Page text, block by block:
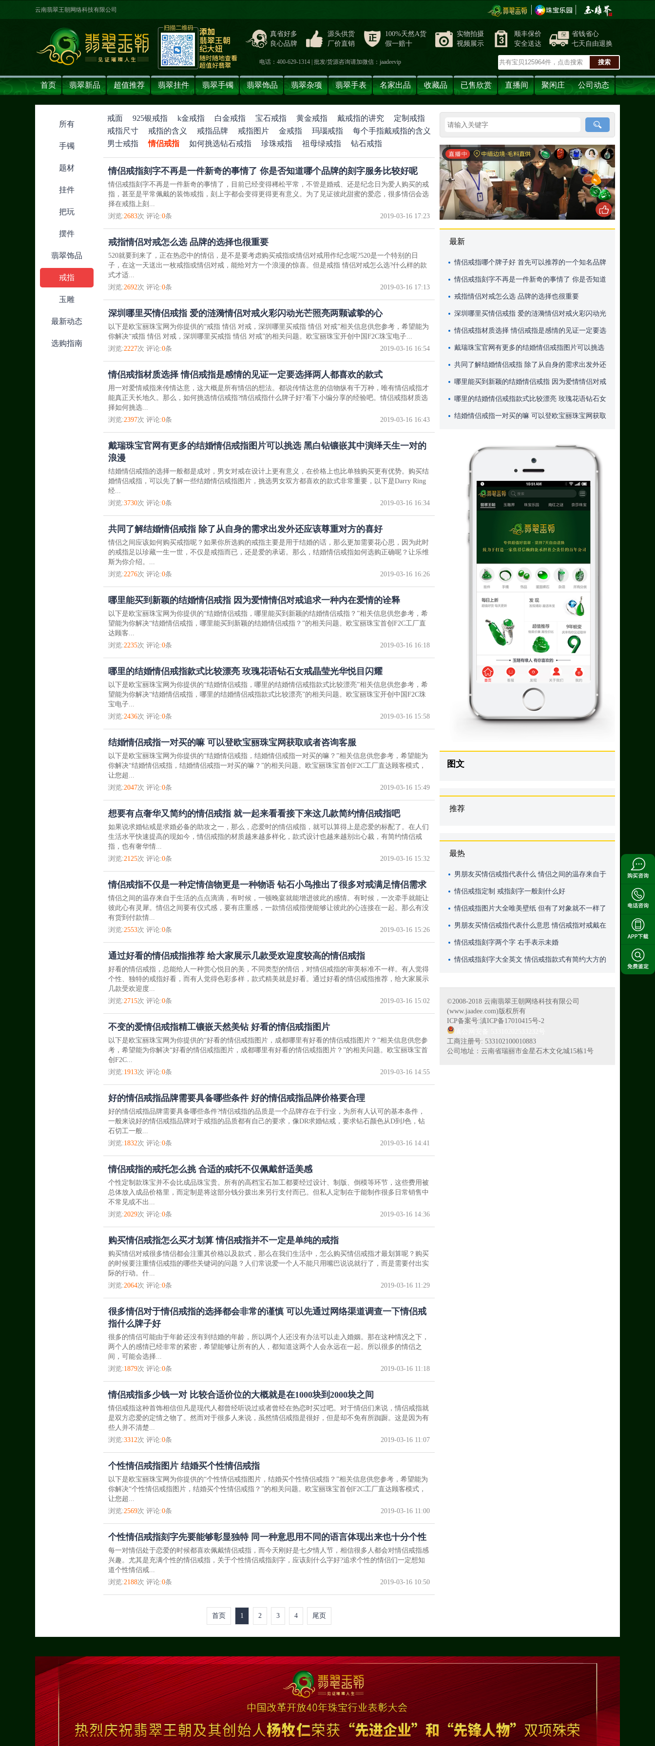
云南翡翠王朝网络科技有限公司
真省好多
良心品牌
源头供货
厂价直销
100%天然A货
假一赔十
实物拍摄
视频展示
顺丰保价
安全送达
省钱省心
七天自由退换
电话：400-629-1314 | 批发/货源咨询请加微信：jaadeevip
首页 翡翠新品 超值推荐 翡翠挂件 翡翠手镯 翡翠饰品 翡翠杂项 翡翠手表 名家出品 收藏品 已售欣赏 直播间 聚闲庄 公司动态
所有
手镯
题材
挂件
把玩
摆件
翡翠饰品
戒指
玉雕
最新动态
选购指南
戒面 925银戒指 k金戒指 白金戒指 宝石戒指 黄金戒指 戴戒指的讲究
定制戒指
戒指尺寸
戒指的含义 戒指品牌 戒指图片 金戒指 玛瑙戒指
每个手指戴戒指的含义
男士戒指
情侣戒指 如何挑选钻石戒指 珍珠戒指 祖母绿戒指 钻石戒指
情侣戒指刻字不再是一件新奇的事情了 你是否知道哪个品牌的刻字服务比较好呢
情侣戒指刻字不再是一件新奇的事情了，目前已经变得稀松平常，不管是婚戒、还是纪念日为爱人购买的戒
指，甚至是平常佩戴的装饰戒指，刻上字都会变得更得更有意义。为了见证彼此甜蜜的爱恋，很多情侣会选
择在戒指上刻...
浏览:2683次 评论:0条 2019-03-16 17:23
戒指情侣对戒怎么选 品牌的选择也很重要
520就要到来了，正在热恋中的情侣，是不是要考虑购买戒指或情侣对戒用作纪念呢?520是一个特别的日
子，在这一天送出一枚戒指或情侣对戒，能给对方一个浪漫的惊喜。但是戒指 情侣对戒怎么选?什么样的款
式才适...
浏览:2692次 评论:0条 2019-03-16 17:13
深圳哪里买情侣戒指 爱的涟漪情侣对戒火彩闪动光芒照亮两颗诚挚的心
以下是欧宝丽珠宝网为你提供的“戒指 情侣 对戒，深圳哪里买戒指 情侣 对戒”相关信息供您参考，希望能为
你解决“戒指 情侣 对戒，深圳哪里买戒指 情侣 对戒”的相关问题。欧宝丽珠宝开创中国F2C珠宝电子...
浏览:2227次 评论:0条 2019-03-16 16:54
情侣戒指材质选择 情侣戒指是感情的见证一定要选择两人都喜欢的款式
用一对爱情戒指来传情达意，这大概是所有情侣的想法。都说传情达意的信物纵有千万种，唯有情侣戒指才
能真正天长地久。那么，如何挑选情侣戒指?情侣戒指什么牌子好?看下小编分享的经验吧。情侣戒指材质选
择如何挑选...
浏览:2397次 评论:0条 2019-03-16 16:43
戴瑞珠宝官网有更多的结婚情侣戒指图片可以挑选 黑白钻镶嵌其中演绎天生一对的
浪漫
结婚情侣戒指的选择一般都是成对，男女对戒在设计上更有意义，在价格上也比单独购买更有优势。购买结
婚情侣戒指，可以先了解一些结婚情侣戒指图片，挑选男女双方都喜欢的款式非常重要，以下是Darry Ring
经...
浏览:3730次 评论:0条 2019-03-16 16:34
共同了解结婚情侣戒指 除了从自身的需求出发外还应该尊重对方的喜好
情侣之间应该如何购买戒指呢？如果你所选购的戒指主要是用于结婚的话，那么更加需要花心思，因为此时
的戒指足以珍藏一生一世，不仅是戒指而已，还是爱的承诺。那么，结婚情侣戒指如何选购正确呢？让乐维
斯为你介绍。...
浏览:2276次 评论:0条 2019-03-16 16:26
哪里能买到新颖的结婚情侣戒指 因为爱情情侣对戒追求一种内在爱情的诠释
以下是欧宝丽珠宝网为你提供的“结婚情侣戒指，哪里能买到新颖的结婚情侣戒指？”相关信息供您参考，希
望能为你解决“结婚情侣戒指，哪里能买到新颖的结婚情侣戒指？”的相关问题。欧宝丽珠宝首创F2C工厂直
达顾客...
浏览:2235次 评论:0条 2019-03-16 16:18
哪里的结婚情侣戒指款式比较漂亮 ​玫瑰花语钻石女戒晶莹光华悦目闪耀
以下是欧宝丽珠宝网为你提供的“结婚情侣戒指，哪里的结婚情侣戒指款式比较漂亮”相关信息供您参考，希
望能为你解决“结婚情侣戒指，哪里的结婚情侣戒指款式比较漂亮”的相关问题。欧宝丽珠宝开创中国F2C珠
宝电子...
浏览:2436次 评论:0条 2019-03-16 15:58
结婚情侣戒指一对买的嘛 可以登欧宝丽珠宝网获取或者咨询客服
以下是欧宝丽珠宝网为你提供的“结婚情侣戒指，结婚情侣戒指一对买的嘛？”相关信息供您参考，希望能为
你解决“结婚情侣戒指，结婚情侣戒指一对买的嘛？”的相关问题。欧宝丽珠宝首创F2C工厂直达顾客模式，
让您超...
浏览:2047次 评论:0条 2019-03-16 15:49
想要有点奢华又简约的情侣戒指 就一起来看看接下来这几款简约情侣戒指吧
如果说求婚钻戒是求婚必备的助攻之一，那么，恋爱时的情侣戒指，就可以算得上是恋爱的标配了。在人们
生活水平快速提高的现如今，情侣戒指的材质越来越多样化，款式设计也越来越别出心裁，有简约情侣戒
指，也有奢华情...
浏览:2125次 评论:0条 2019-03-16 15:32
情侣戒指不仅是一种定情信物更是一种物语 钻石小鸟推出了很多对戒满足情侣需求
情侣之间的温存来自于生活的点点滴滴，有时候，一顿晚宴就能增进彼此的感情。有时候，一次牵手就能让
彼此心有灵犀。情侣之间要有仪式感，要有庄重感，一款情侣戒指便能够让彼此的心连接在一起。那么有没
有货到付款情...
浏览:2553次 评论:0条 2019-03-16 15:26
通过好看的情侣戒指推荐 给大家展示几款受欢迎度较高的情侣戒指
好看的情侣戒指，总能给人一种赏心悦目的美，不同类型的情侣，对情侣戒指的审美标准不一样。有人觉得
个性、独特的戒指好看，而有人觉得色彩多样，款式精美就是好看。通过好看的情侣戒指推荐，给大家展示
几款受欢迎度...
浏览:2715次 评论:0条 2019-03-16 15:02
不变的爱情侣戒指精工镶嵌天然美钻 好看的情侣戒指图片
以下是欧宝丽珠宝网为你提供的“好看的情侣戒指图片，成都哪里有好看的情侣戒指图片？”相关信息供您参
考，希望能为你解决“好看的情侣戒指图片，成都哪里有好看的情侣戒指图片？”的相关问题。欧宝丽珠宝首
创F2C...
浏览:1913次 评论:0条 2019-03-16 14:55
好的情侣戒指品牌需要具备哪些条件 好的情侣戒指品牌价格要合理
好的情侣戒指品牌需要具备哪些条件?情侣戒指的品质是一个品牌存在于行业，为所有人认可的基本条件，
一般来说好的情侣戒指品牌对于戒指的品质都有自己的要求，像DR求婚钻戒，要求钻石颜色从D到J色，钻
石切工一般...
浏览:1832次 评论:0条 2019-03-16 14:41
情侣戒指的戒托怎么挑 ​合适的戒托不仅佩戴舒适美感
个性定制款珠宝并不会比成品珠宝贵。所有的高档宝石加工都要经过设计、制版、倒模等环节，这些费用被
总体放入成品价格里，而定制是将这部分钱分拨出来另行支付而已。但私人定制在于能制作很多日常销售中
不常见或不出...
浏览:2029次 评论:0条 2019-03-16 14:36
购买情侣戒指怎么买才划算 情侣戒指并不一定是单纯的戒指
购买情侣对戒很多情侣都会注重其价格以及款式，那么在我们生活中，怎么购买情侣戒指才最划算呢？购买
的时候要注重情侣戒指的哪些关键词的问题？人们常说爱一个人不能只用嘴巴说说就行了，而是需要付出实
际的行动。什...
浏览:2064次 评论:0条 2019-03-16 11:29
很多情侣对于情侣戒指的选择都会非常的谨慎 可以先通过网络渠道调查一下情侣戒
指什么牌子好
很多的情侣可能由于年龄还没有到结婚的年龄，所以两个人还没有办法可以走入婚姻。那在这种情况之下，
两个人的感情已经非常的紧密，希望能够让所有的人，都知道这两个人会永远在一起。所以很多的情侣之
间，可能会选择...
浏览:1879次 评论:0条 2019-03-16 11:18
情侣戒指多少钱一对 比较合适价位的大概就是在1000块到2000块之间
情侣戒指这种首饰相信但凡是现代人都曾经听说过或者曾经在热恋时买过吧。对于情侣们来说，情侣戒指就
是双方恋爱的定情之物了。然而对于很多人来说，虽然情侣戒指是很好，但是却不免有所踟蹰。这是因为有
些人并不清楚...
浏览:3312次 评论:0条 2019-03-16 11:07
个性情侣戒指图片 结婚买个性情侣戒指
以下是欧宝丽珠宝网为你提供的“个性情侣戒指图片，结婚买个性情侣戒指？”相关信息供您参考，希望能为
你解决“个性情侣戒指图片，结婚买个性情侣戒指？”的相关问题。欧宝丽珠宝首创F2C工厂直达顾客模式，
让您超...
浏览:2569次 评论:0条 2019-03-16 11:00
​个性情侣戒指刻字先要能够彰显独特 同一种意思用不同的语言体现出来也十分个性
每一对情侣处于恋爱的时候都喜欢佩戴情侣戒指，而今天刚好是七夕情人节，相信很多人都会对情侣戒指感
兴趣。尤其是充满个性的情侣戒指，关于个性情侣戒指刻字，应该刻什么字好?追求个性的情侣们一定想知
道个性情侣戒...
浏览:2188次 评论:0条 2019-03-16 10:50
首页 1 2 3 4 尾页
最新
情侣戒指哪个牌子好 首先可以推荐的一个知名品牌
就是钻石小鸟
情侣戒指刻字不再是一件新奇的事情了 你是否知道
哪个品牌的刻字服务比较好呢
戒指情侣对戒怎么选 品牌的选择也很重要
深圳哪里买情侣戒指 爱的涟漪情侣对戒火彩闪动光
芒照亮两颗诚挚的心
情侣戒指材质选择 情侣戒指是感情的见证一定要选
择两人都喜欢的款式
戴瑞珠宝官网有更多的结婚情侣戒指图片可以挑选
黑白钻镶嵌其中演绎天生一对的浪漫
共同了解结婚情侣戒指 除了从自身的需求出发外还
应该尊重对方的喜好
哪里能买到新颖的结婚情侣戒指 因为爱情情侣对戒
追求一种内在爱情的诠释
哪里的结婚情侣戒指款式比较漂亮 ​玫瑰花语钻石女
戒晶莹光华悦目闪耀
结婚情侣戒指一对买的嘛 可以登欧宝丽珠宝网获取
图文
推荐
最热
男朋友买情侣戒指代表什么 情侣之间的温存来自于
生活的点点滴滴
情侣戒指定制 戒指刻字一般刻什么好
情侣戒指图片大全唯美壁纸 但有了对象就不一样了
男朋友买情侣戒指代表什么意思 情侣戒指对戒戴在
无名指上
情侣戒指刻字两个字 右手表示未婚
情侣戒指刻字大全英文 情侣戒指款式有简约大方的
©2008-2018 云南翡翠王朝网络科技有限公司
(www.jaadee.com)版权所有
ICP备案号:滇ICP备17010415号-2
工商注册号: 533102100010883
公司地址：云南省瑞丽市金星石木文化城15栋1号